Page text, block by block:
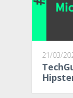
21/03/